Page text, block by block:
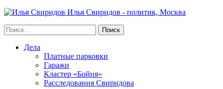
Илья Свиридов - политик, Москва
Дела
Платные парковки
Гаражи
Кластер «Бойня»
Расследования Свиридова